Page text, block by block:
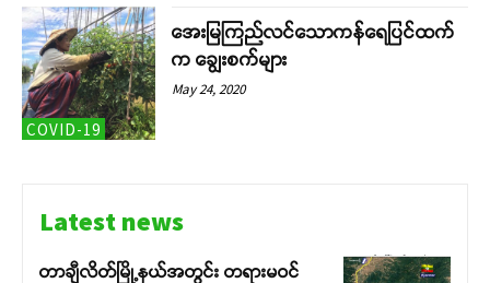
COVID-19
အေးမြကြည်လင်သောကန်ရေပြင်ထက်
က ချွေးစက်များ
May 24, 2020
Latest news
တာချီလိတ်မြို့နယ်အတွင်း တရားမဝင်